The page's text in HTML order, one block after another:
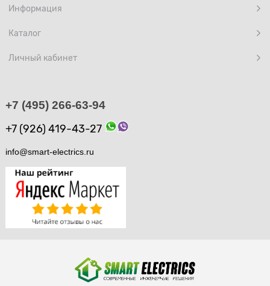
Информация
Каталог
Личный кабинет
+7 (495) 266-63-94
+7 (926) 419-43-27
info@smart-electrics.ru